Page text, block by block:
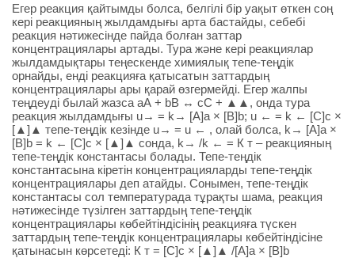
Егер реакция қайтымды болса, белгілі бір уақыт өткен соң
кері реакцияның жылдамдығы арта бастайды, себебі
реакция нәтижесінде пайда болған заттар
концентрациялары артады. Тура және кері реакциялар
жылдамдықтары теңескенде химиялық тепе-теңдік
орнайды, енді реакцияға қатысатын заттардың
концентрациялары ары қарай өзгермейді. Егер жалпы
теңдеуді былай жазса аА + bВ ↔ сС + ▲▲, онда тура
реакция жылдамдығы u→ = k→ [A]a × [B]b; u ← = k ← [C]c ×
[▲]▲ тепе-теңдік кезінде u→ = u ← , олай болса, k→ [A]a ×
[B]b = k ← [C]c × [▲]▲ сонда, k→ /k ← = К т – реакцияның
тепе-теңдік константасы болады. Тепе-теңдік
константасына кіретін концентрацияларды тепе-теңдік
концентрациялары деп атайды. Сонымен, тепе-теңдік
константасы сол температурада тұрақты шама, реакция
нәтижесінде түзілген заттардың тепе-теңдік
концентрациялары көбейтіндісінің реакцияға түскен
заттардың тепе-теңдік концентрациялары көбейтіндісіне
қатынасын көрсетеді: К т = [C]c × [▲]▲ /[A]a × [B]b